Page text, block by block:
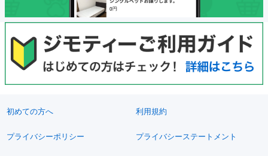
初めての方へ 利用規約
プライバシーポリシー プライバシーステートメント